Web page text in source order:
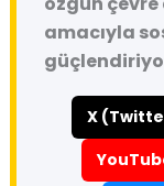
amacıyla
X